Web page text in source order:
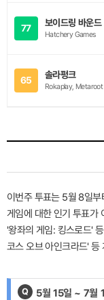
77 보이드링 바운드
Hatchery Games
65 솔라펑크
Rokaplay, Metaroot
이번주 투표는 5월 8일
게임에 대한 인기 투표가
'왕좌의 게임: 킹스로드'
코스 오브 아인크라드' 등
Q
제
5월 15일 ~ 7월